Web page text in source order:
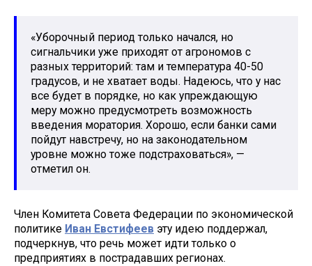
«Уборочный период только начался, но
сигнальчики уже приходят от агрономов с
разных территорий: там и температура 40-50
градусов, и не хватает воды. Надеюсь, что у нас
все будет в порядке, но как упреждающую
меру можно предусмотреть возможность
введения моратория. Хорошо, если банки сами
пойдут навстречу, но на законодательном
уровне можно тоже подстраховаться», —
отметил он.
Член Комитета Совета Федерации по экономической
политике Иван Евстифеев эту идею поддержал,
подчеркнув, что речь может идти только о
предприятиях в пострадавших регионах.